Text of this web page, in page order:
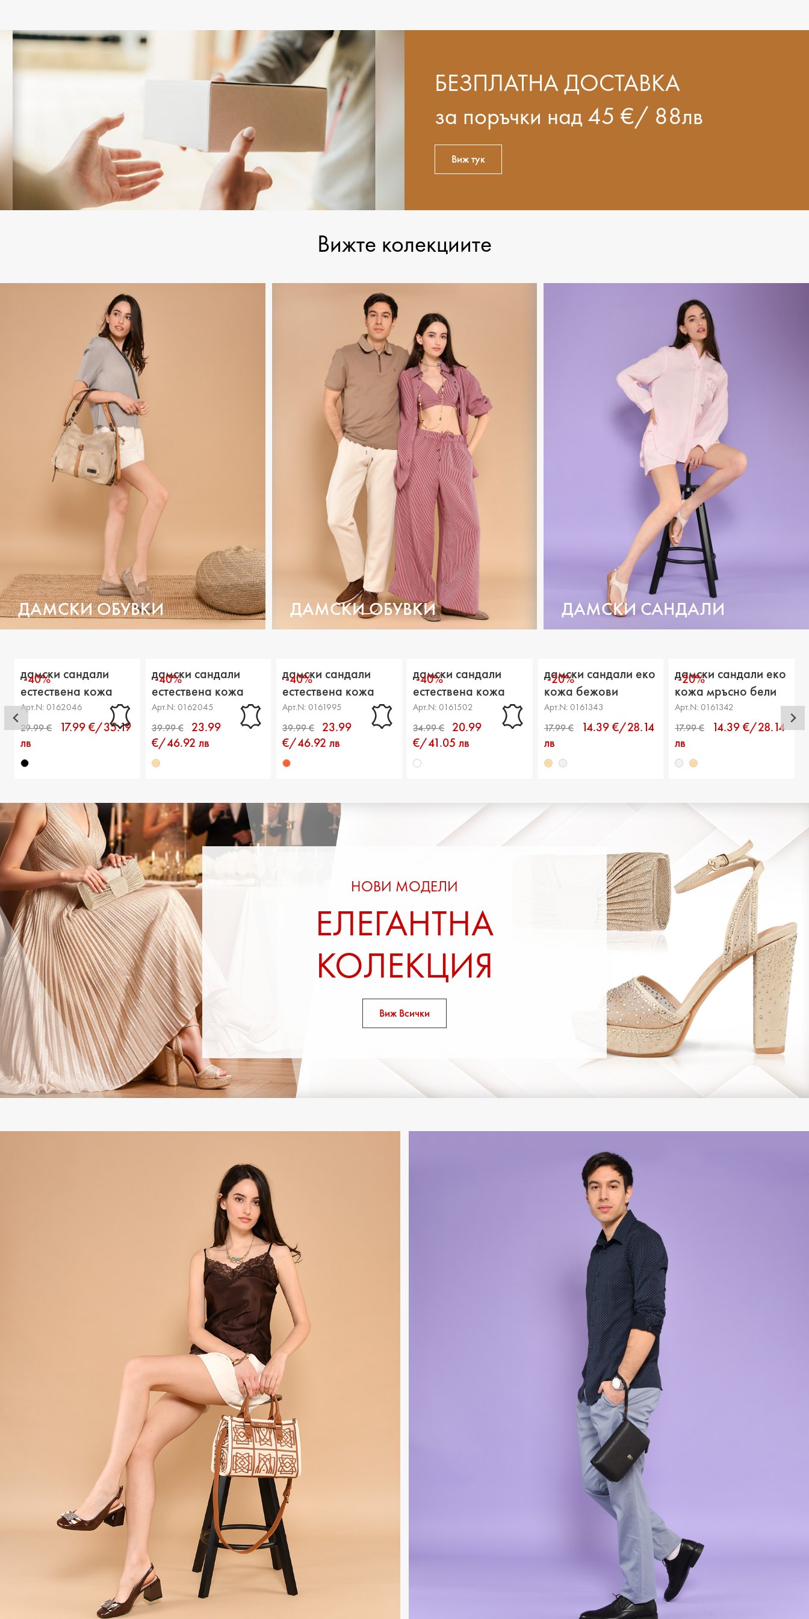
БЕЗПЛАТНА ДОСТАВКА
за поръчки над 45 €/ 88лв
Виж тук
Вижте колекциите
ДАМСКИ ОБУВКИ ДАМСКИ ОБУВКИ ДАМСКИ САНДАЛИ
-40%
дамски сандали
естествена кожа
черни
Арт.N: 0162046
29.99 €
17.99 €/35.19
лв
-40%
дамски сандали
естествена кожа
бежови
Арт.N: 0162045
39.99 €
23.99
€/46.92 лв
-40%
дамски сандали
естествена кожа
многоцветни
Арт.N: 0161995
23.99
€/46.92 лв
-40%
дамски сандали
естествена кожа
бели
Арт.N: 0161502
20.99
€/41.05 лв
-20%
дамски сандали еко
кожа бежови
Арт.N: 0161343
17.99 €
14.39 €/28.14
лв
-20%
дамски сандали еко
кожа мръсно бели
Арт.N: 0161342
14.39 €/28.14
лв
НОВИ МОДЕЛИ
ЕЛЕГАНТНА
КОЛЕКЦИЯ
Виж Всички